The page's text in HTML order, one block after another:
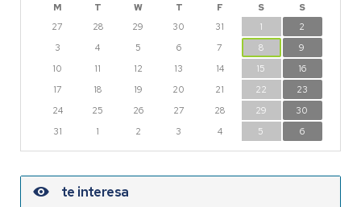
M T W T F S
S
27
28 29 30 31 1
2
3
4 5 6 7 8
9
10
11 12 13 14 15
16
17
18 19 20 21 22
23
24
25 26 27 28 29
30
31
1 2 3 4 5 6
te interesa